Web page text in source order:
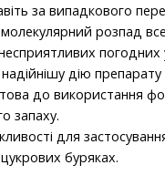
за випадкового
розпад
несприятливих
дію препарату
до використання
запаху.
для
буряках.